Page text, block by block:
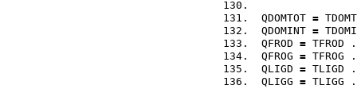
QDOMTOT =
QDOMINT =
QFROD = TFROD
QFROG =
QLIGD = TLIGD
QLIGG = TLIGG